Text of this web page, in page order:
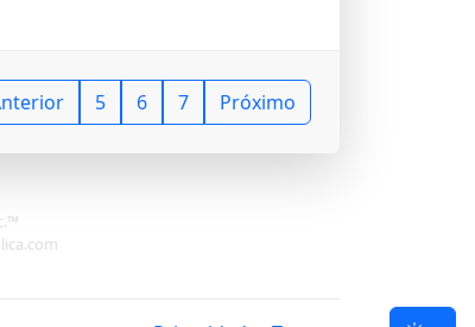
5 6 7 Próximo